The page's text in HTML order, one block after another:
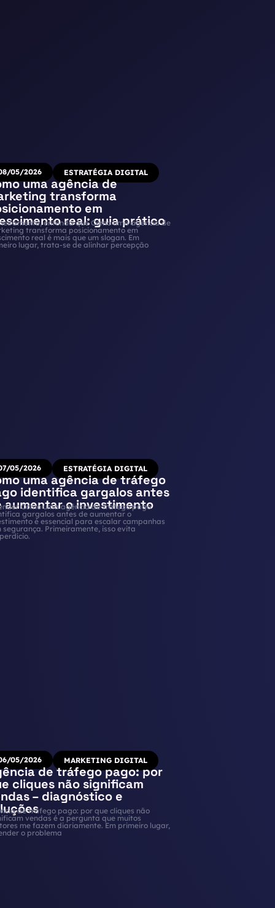
05/2026 ESTRATÉGIA DIGITAL
uma agência de
transforma
em
real: guia prático
entenda que Como uma agência de
transforma posicionamento em
real é mais que um slogan. Em
lugar, trata-se de alinhar percepção
05/2026 ESTRATÉGIA DIGITAL
uma agência de tráfego
identifica gargalos antes
aumentar o investimento
Como uma agência de tráfego pago
gargalos antes de aumentar o
é essencial para escalar campanhas
segurança. Primeiramente, isso evita
05/2026 MARKETING DIGITAL
de tráfego pago: por
cliques não significam
– diagnóstico e
de tráfego pago: por que cliques não
vendas é a pergunta que muitos
me fazem diariamente. Em primeiro lugar,
o problema